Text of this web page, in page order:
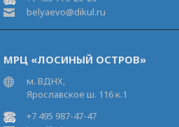
belyaevo@dikul.ru
МРЦ «ЛОСИНЫЙ ОСТРОВ»
м. ВДНХ,
Ярославское ш. 116 к.1
+7 495 987-47-47